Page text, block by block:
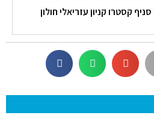
קסטרו קניון עזריאלי חולון